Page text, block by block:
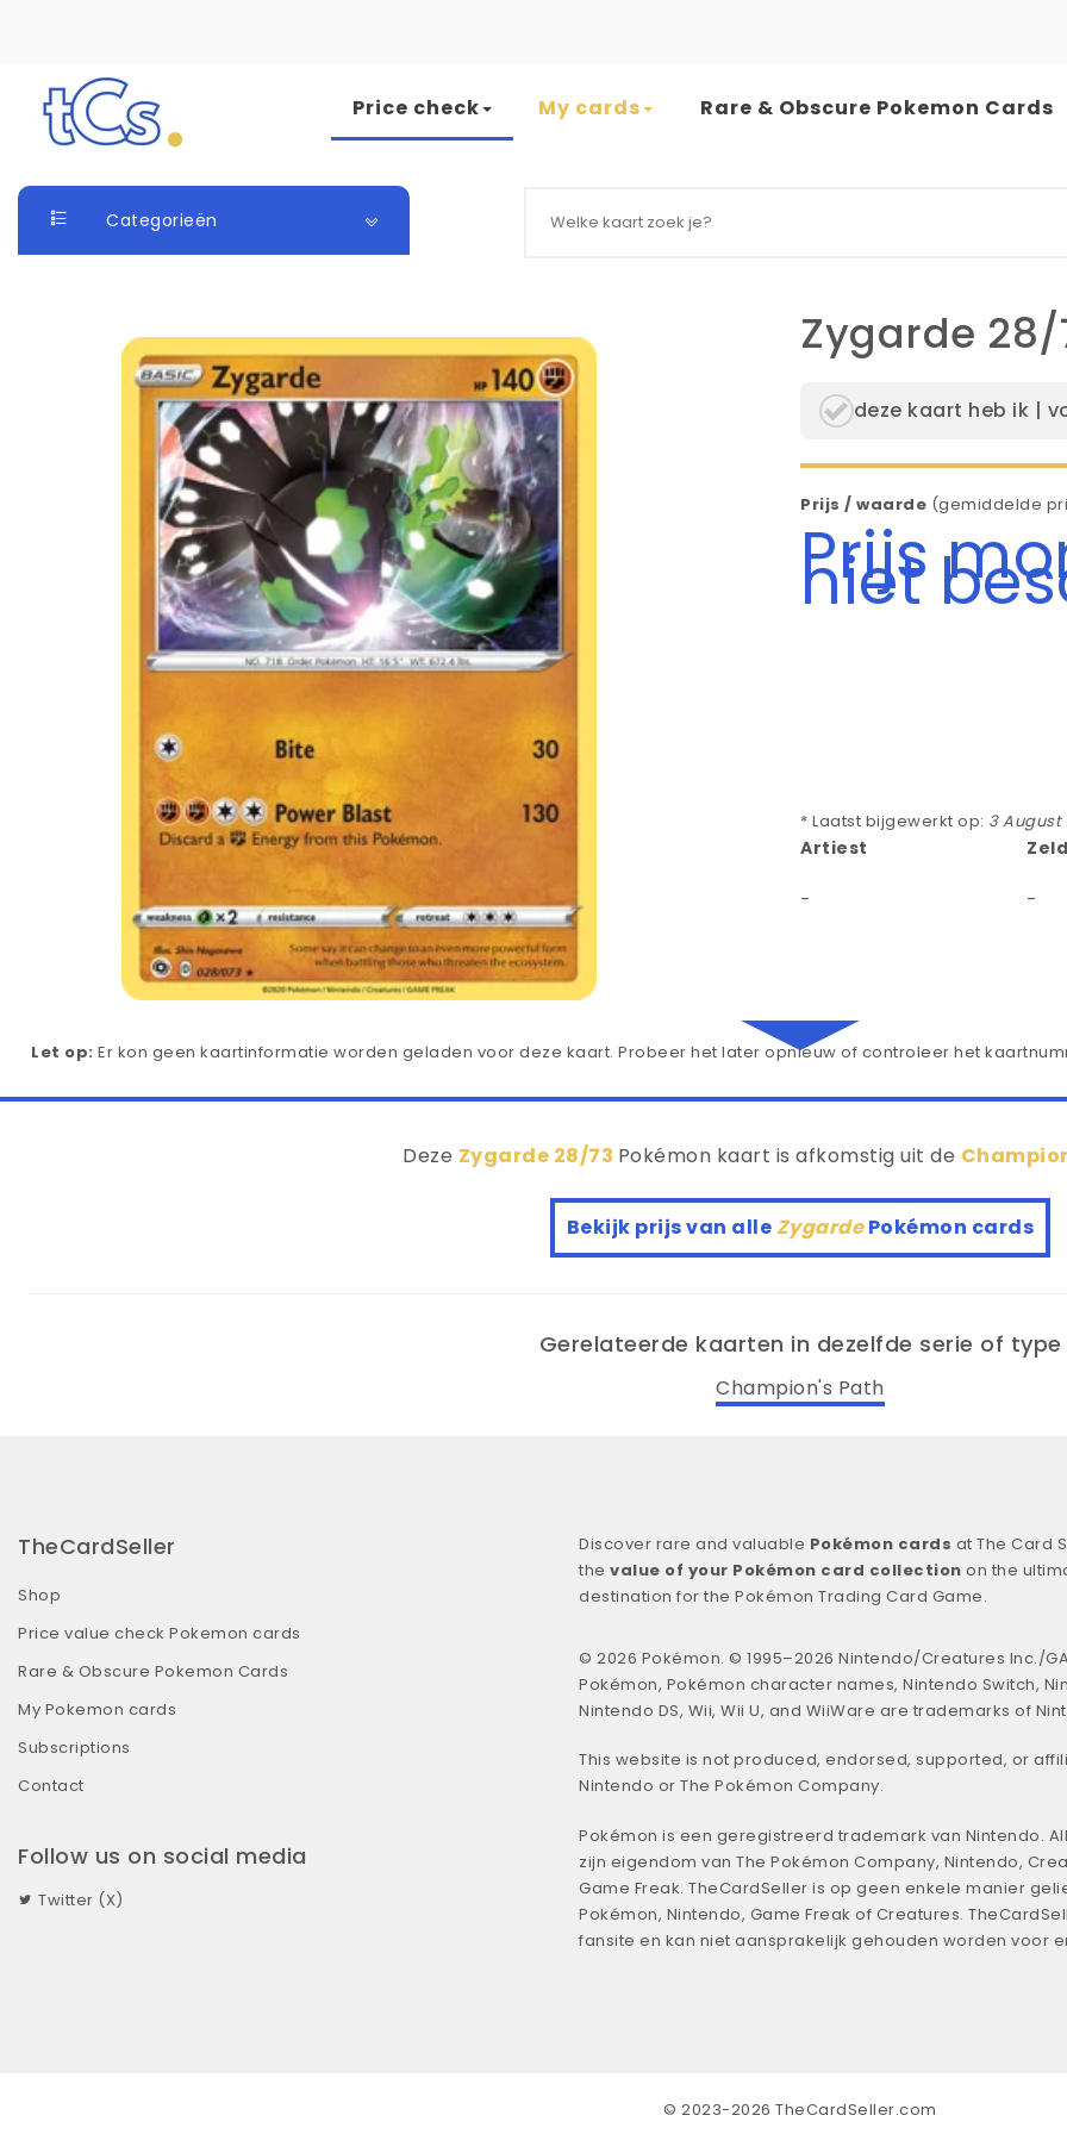
Skip to content
Price check My cards Rare & Obscure Pokemon Cards
Categorieën
Zygarde 28/
deze kaart heb ik |
Prijs / waarde (gemiddelde
Prijs
niet
* Laatst bijgewerkt op: 3 August
Artiest
- -
Let op: Er kon geen kaartinformatie worden geladen voor deze kaart. Probeer het later opnieuw of controleer het
Deze Zygarde 28/73 Pokémon kaart is afkomstig uit de
Bekijk prijs van alle ZygardePokémon cards
Gerelateerde kaarten in dezelfde serie of type
Champion's Path
TheCardSeller
Shop
Price value check Pokemon cards
Rare & Obscure Pokemon Cards
My Pokemon cards
Subscriptions
Contact
Follow us on social media
Twitter (X)
Discover rare and valuable Pokémon cards at The Card
the value of your Pokémon card collection on the
destination for the Pokémon Trading Card Game.
© 2026 Pokémon. © 1995–2026 Nintendo/Creatures Inc./
Pokémon, Pokémon character names, Nintendo Switch,
Nintendo DS, Wii, Wii U, and WiiWare are trademarks of
This website is not produced, endorsed, supported, or
Nintendo or The Pokémon Company.
Pokémon is een geregistreerd trademark van Nintendo.
zijn eigendom van The Pokémon Company, Nintendo,
Game Freak. TheCardSeller is op geen enkele manier
Pokémon, Nintendo, Game Freak of Creatures.
fansite en kan niet aansprakelijk gehouden worden voor
© 2023-2026 TheCardSeller.com